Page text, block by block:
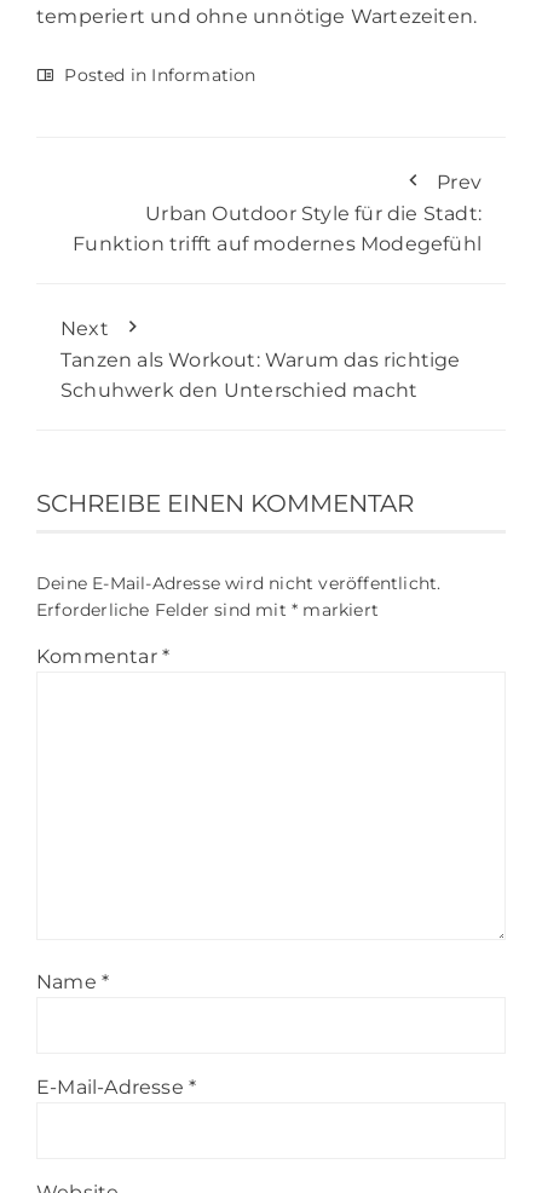
temperiert und ohne unnötige Wartezeiten.
Posted in Information
Prev
Urban Outdoor Style für die Stadt:
Funktion trifft auf modernes Modegefühl
Next
Tanzen als Workout: Warum das richtige
Schuhwerk den Unterschied macht
SCHREIBE EINEN KOMMENTAR
Deine E-Mail-Adresse wird nicht veröffentlicht.
Erforderliche Felder sind mit * markiert
Kommentar *
Name *
E-Mail-Adresse *